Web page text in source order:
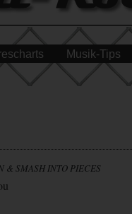
Musik-Tips
& SMASH INTO PIECES